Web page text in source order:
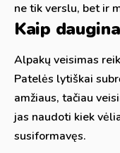
ne tik verslu, bet ir
Kaip
Alpakų veisimas
Patelės lytiškai
amžiaus, tačiau
jas naudoti kiek
susiformavęs.